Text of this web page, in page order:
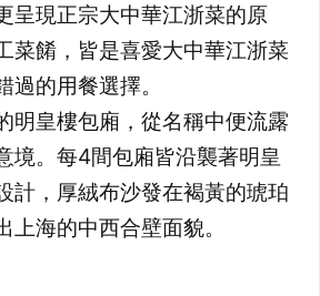
呈現正宗大中華江浙菜的原
菜餚，皆是喜愛大中華江浙菜
的用餐選擇。
明皇樓包廂，從名稱中便流露
境。每4間包廂皆沿襲著明皇
計，厚絨布沙發在褐黃的琥珀
上海的中西合壁面貌。